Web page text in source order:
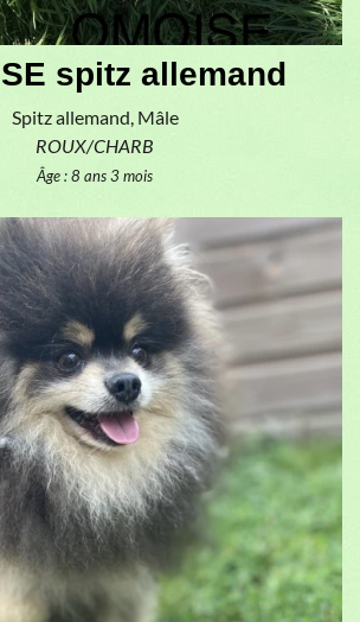
spitz allemand
Spitz allemand, Mâle
ROUX/CHARB
Âge : 8 ans 3 mois